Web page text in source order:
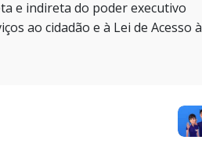
e indireta do poder executivo
ao cidadão e à Lei de Acesso à